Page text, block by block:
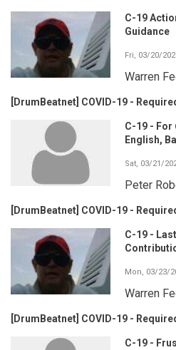
C-19
Guidance
Fri, 03/20/
Warren
[DrumBeatnet] COVID-19 -
C-19 - For
English,
Sat, 03/21/
Peter
[DrumBeatnet] COVID-19 -
C-19 -
Mon, 03/23/
Warren
[DrumBeatnet] COVID-19 -
C-19 -